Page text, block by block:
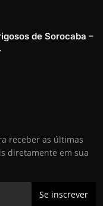
de Sorocaba –
receber as últimas
diretamente em sua
Se inscrever